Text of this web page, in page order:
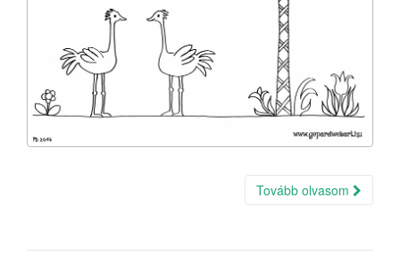
Tovább olvasom